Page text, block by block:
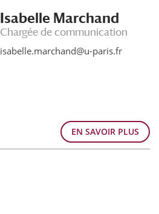
Isabelle Marchand
Chargée de communication
isabelle.marchand@u-paris.fr
EN SAVOIR PLUS